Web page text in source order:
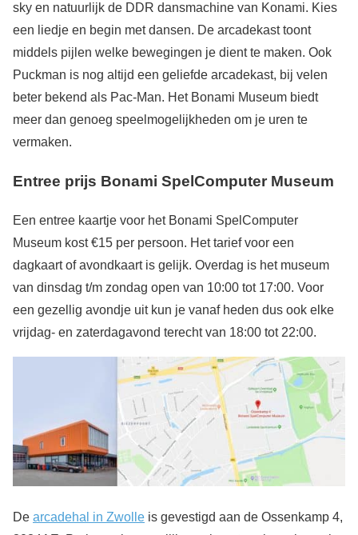
sky en natuurlijk de DDR dansmachine van Konami. Kies
een liedje en begin met dansen. De arcadekast toont
middels pijlen welke bewegingen je dient te maken. Ook
Puckman is nog altijd een geliefde arcadekast, bij velen
beter bekend als Pac-Man. Het Bonami Museum biedt
meer dan genoeg speelmogelijkheden om je uren te
vermaken.
Entree prijs Bonami SpelComputer Museum
Een entree kaartje voor het Bonami SpelComputer
Museum kost €15 per persoon. Het tarief voor een
dagkaart of avondkaart is gelijk. Overdag is het museum
van dinsdag t/m zondag open van 10:00 tot 17:00. Voor
een gezellig avondje uit kun je vanaf heden dus ook elke
vrijdag- en zaterdagavond terecht van 18:00 tot 22:00.
De arcadehal in Zwolle is gevestigd aan de Ossenkamp 4,